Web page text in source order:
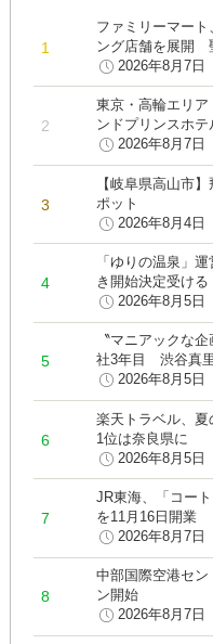
ファミリーマー
ング店舗を展開
2026年8月7日
東京・高輪エリ
ンドプリンスホ
2026年8月7日
【岐阜県高山市
ポット
2026年8月4日
「ゆりの温泉」
き開始決定受ける
2026年8月5日
〝マニアックな
社3年目 渋谷真
2026年8月5日
楽天トラベル、
1位は奈良県に
2026年8月5日
JR東海、「コー
を11月16日開業
2026年8月7日
中部国際空港セ
ン開始
2026年8月7日